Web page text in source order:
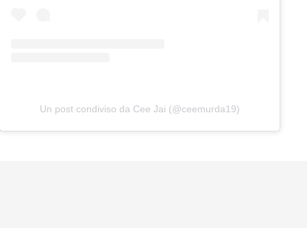
Un post condiviso da Cee Jai (@ceemurda19)